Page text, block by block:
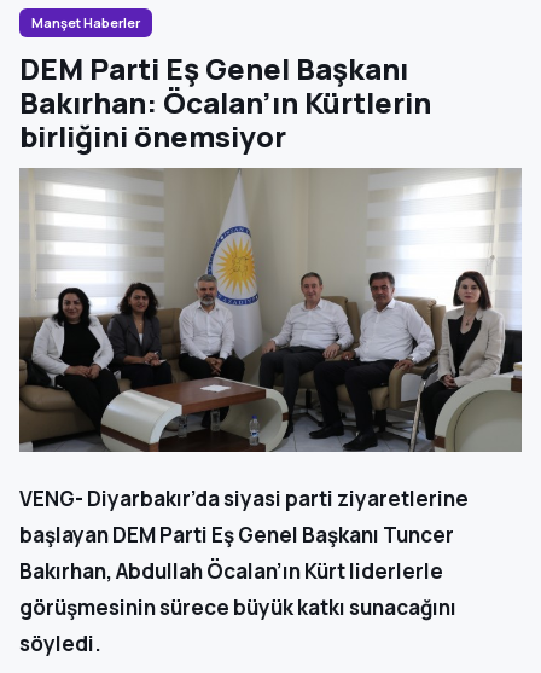
Manşet Haberler
DEM Parti Eş Genel Başkanı
Bakırhan: Öcalan’ın Kürtlerin
birliğini önemsiyor
VENG- Diyarbakır’da siyasi parti ziyaretlerine
başlayan DEM Parti Eş Genel Başkanı Tuncer
Bakırhan, Abdullah Öcalan’ın Kürt liderlerle
görüşmesinin sürece büyük katkı sunacağını
söyledi.